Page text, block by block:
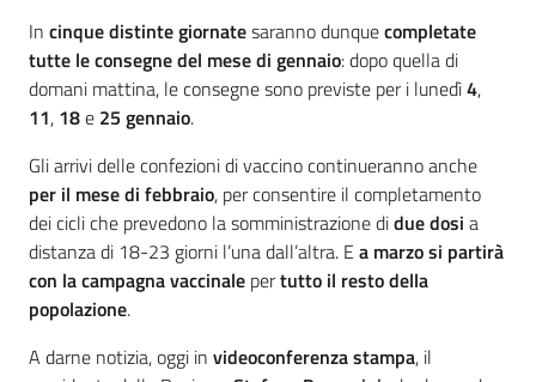
In cinque distinte giornatesaranno dunquecompletate
tutte le consegne del mese di gennaio: dopo quella di
domani mattina, le consegne sono previste per i lunedì4,
11, 18e 25 gennaio.
Gli arrivi delle confezioni di vaccino continueranno anche
per il mese di febbraio, per consentire il completamento
dei cicli che prevedono la somministrazione didue dosi a
distanza di 18-23 giorni l’una dall’altra. E a marzo si partirà
con la campagna vaccinale pertutto il resto della
popolazione.
A darne notizia, oggi in videoconferenza stampa, il